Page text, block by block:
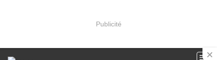
Publicité